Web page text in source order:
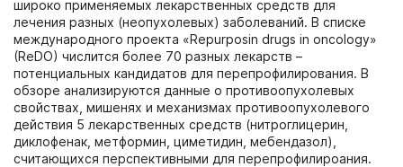
широко применяемых лекарственных средств для
лечения разных (неопухолевых) заболеваний. В списке
международного проекта «Repurposin drugs in oncology»
(ReDO) числится более 70 разных лекарств –
потенциальных кандидатов для перепрофилирования. В
обзоре анализируются данные о противоопухолевых
свойствах, мишенях и механизмах противоопухолевого
действия 5 лекарственных средств (нитроглицерин,
диклофенак, метформин, циметидин, мебендазол),
считающихся перспективными для перепрофилироания.